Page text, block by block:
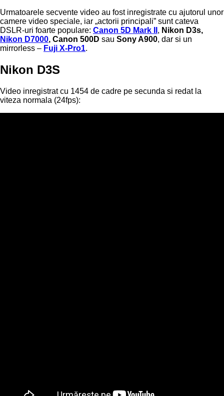
Urmatoarele secvente video au fost inregistrate cu ajutorul unor
camere video speciale, iar „actorii principali” sunt cateva
DSLR-uri foarte populare: Canon 5D Mark II , Nikon D3s,
Nikon D7000, Canon 500D sau Sony A900, dar si un
mirrorless – Fuji X-Pro1.
Nikon D3S
Video inregistrat cu 1454 de cadre pe secunda si redat la
viteza normala (24fps):